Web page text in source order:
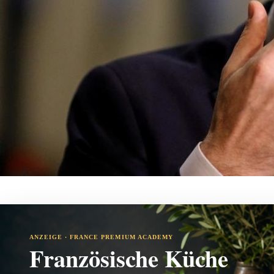
ANZEIGE · FRANCE PREMIUM ACADEMY
Französische Küche